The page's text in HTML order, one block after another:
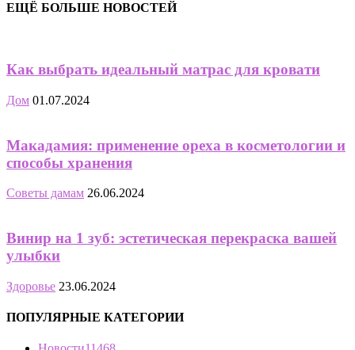
ЕЩЁ БОЛЬШЕ НОВОСТЕЙ
Как выбрать идеальный матрас для кровати
Дом 01.07.2024
Макадамия: применение ореха в косметологии и
способы хранения
Советы дамам 26.06.2024
Винир на 1 зуб: эстетическая перекраска вашей
улыбки
Здоровье 23.06.2024
ПОПУЛЯРНЫЕ КАТЕГОРИИ